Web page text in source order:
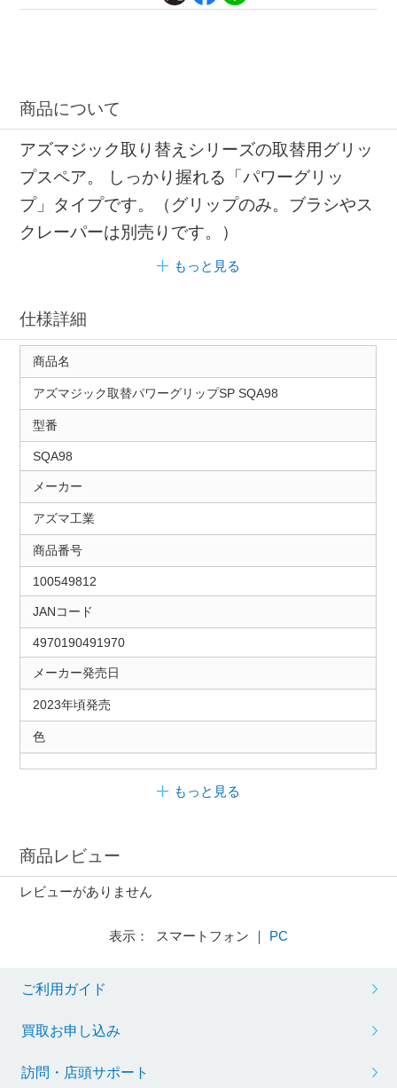
商品について
アズマジック取り替えシリーズの取替用グリッ
プスペア。 しっかり握れる「パワーグリッ
プ」タイプです。（グリップのみ。ブラシやス
クレーパーは別売りです。）
もっと見る
仕様詳細
商品名
アズマジック取替パワーグリップSP SQA98
型番
SQA98
メーカー
アズマ工業
商品番号
100549812
JANコード
4970190491970
メーカー発売日
2023年頃発売
色
もっと見る
商品レビュー
レビューがありません
表示： スマートフォン ｜ PC
ご利用ガイド
買取お申し込み
訪問・店頭サポート